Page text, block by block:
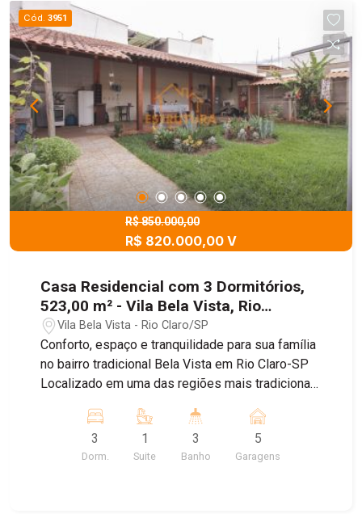
estuda imóvel de menor valor como parte de
pagamento. Agende sua visita!
Cód. 3951
R$ 850.000,00
R$ 820.000,00 V
Casa Residencial com 3 Dormitórios,
523,00 m² - Vila Bela Vista, Rio
Claro/SP
Vila Bela Vista - Rio Claro/SP
Conforto, espaço e tranquilidade para sua família
no bairro tradicional Bela Vista em Rio Claro-SP
Localizado em uma das regiões mais tradicionais
residencial oferece tudo o que sua família
precisa para viver com conforto e qualidade de
vida. Voltado para o Horto Florestal, o imóvel
3
Dorm.
1
Suite
3
Banho
5
Garagens